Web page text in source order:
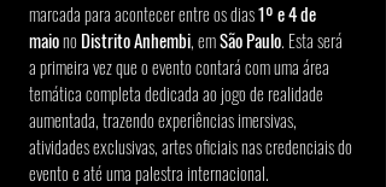
marcada para acontecer entre os dias 1º e 4 de
maio no Distrito Anhembi, em São Paulo. Esta será
a primeira vez que o evento contará com uma área
temática completa dedicada ao jogo de realidade
aumentada, trazendo experiências imersivas,
atividades exclusivas, artes oficiais nas credenciais do
evento e até uma palestra internacional.